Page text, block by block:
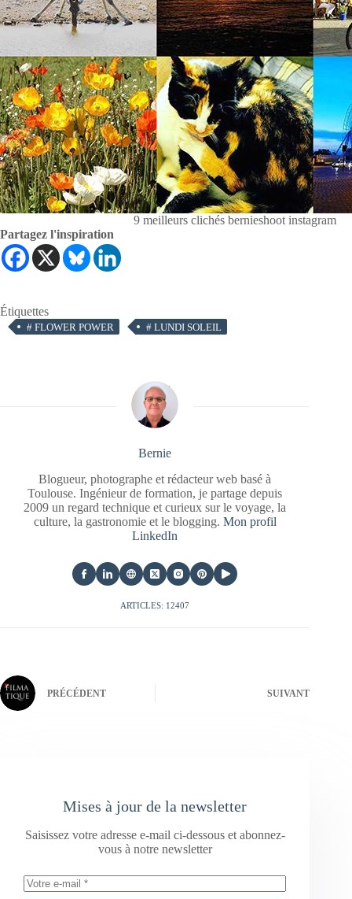
9 meilleurs clichés bernieshoot instagram
Partagez l'inspiration
Étiquettes
# FLOWER POWER # LUNDI SOLEIL
Bernie
Blogueur, photographe et rédacteur web basé à
Toulouse. Ingénieur de formation, je partage depuis
2009 un regard technique et curieux sur le voyage, la
culture, la gastronomie et le blogging. Mon profil
LinkedIn
ARTICLES: 12407
PRÉCÉDENT SUIVANT
Mises à jour de la newsletter
Saisissez votre adresse e-mail ci-dessous et abonnez-
vous à notre newsletter